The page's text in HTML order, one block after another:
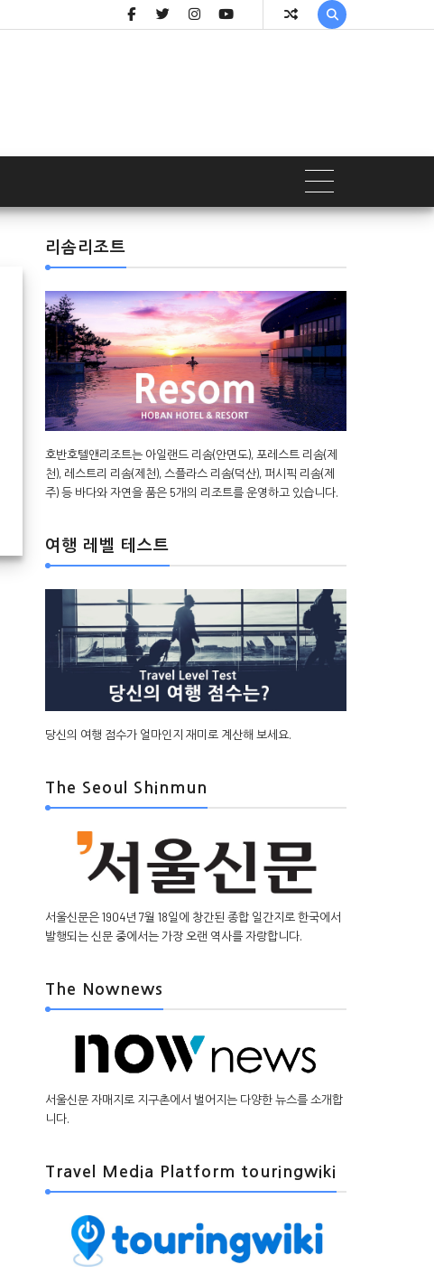

리솜리조트
호반호텔앤리조트는 아일랜드 리솜(안면도), 포레스트 리솜(제
천), 레스트리 리솜(제천), 스플라스 리솜(덕산), 퍼시픽 리솜(제
주) 등 바다와 자연을 품은 5개의 리조트를 운영하고 있습니다.
여행 레벨 테스트
당신의 여행 점수가 얼마인지 재미로 계산해 보세요.
The Seoul Shinmun
서울신문은 1904년 7월 18일에 창간된 종합 일간지로 한국에서
발행되는 신문 중에서는 가장 오랜 역사를 자랑합니다.
The Nownews
서울신문 자매지로 지구촌에서 벌어지는 다양한 뉴스를 소개합
니다.
Travel Media Platform touringwiki